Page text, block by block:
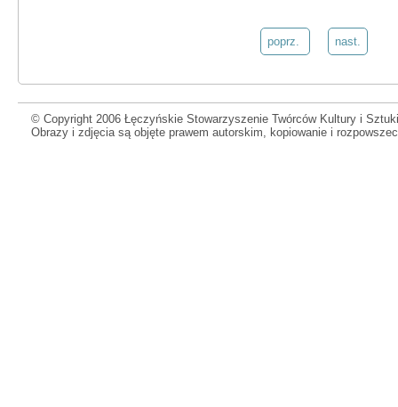
poprz. nast.
© Copyright 2006 Łęczyńskie Stowarzyszenie Twórców Kultury i
Obrazy i zdjęcia są objęte prawem autorskim, kopiowanie i